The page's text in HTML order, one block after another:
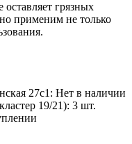
оставляет грязных
применим не только
27с1: Нет в наличии
19/21): 3 шт.